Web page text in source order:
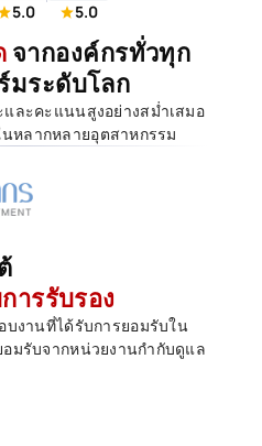
5.0 5.0
จากองค์กรทั่วทุก
มระดับโลก
ละคะแนนสูงอย่างสม่ำเสมอ
หลากหลายอุตสาหกรรม
ารรับรอง
บงานที่ได้รับการยอมรับใน
มรับจากหน่วยงานกำกับดูแล